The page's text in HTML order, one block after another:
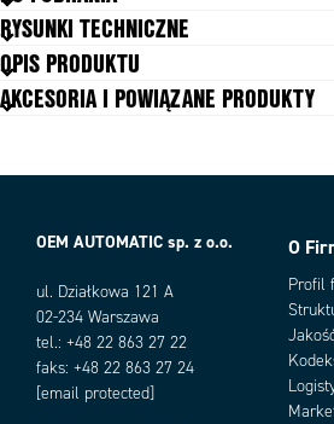
RYSUNKI TECHNICZNE
OPIS PRODUKTU
AKCESORIA I POWIĄZANE PRODUKTY
OEM AUTOMATIC sp. z o.o.
ul. Działkowa 121 A
02-234 Warszawa
tel.: +48 22 863 27 22
faks: +48 22 863 27 24
[email protected]
O
Profil